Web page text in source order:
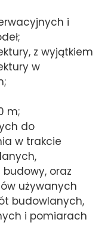
i
z wyjątkiem
w
m;
do
w trakcie
oraz
używanych
budowlanych,
i pomiarach